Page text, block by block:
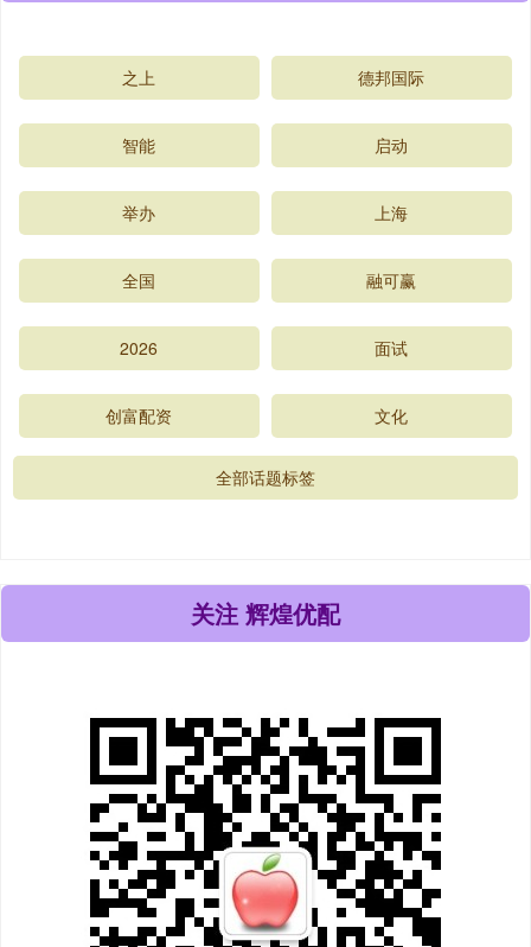
之上 德邦国际
智能 启动
举办 上海
全国 融可赢
2026 面试
创富配资 文化
全部话题标签
关注 辉煌优配